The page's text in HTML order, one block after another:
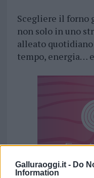
Galluraoggi.it - Do
Information
Scegliere il forno
non solo in uno
alleato
tempo, energia…